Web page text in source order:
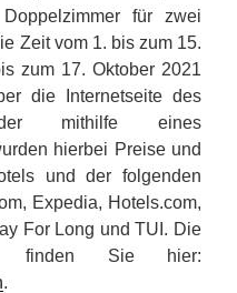
für zwei
Zeit vom 1. bis zum 15.
zum 17. Oktober 2021
die Internetseite des
mithilfe eines
hierbei Preise und
und der folgenden
Expedia, Hotels.com,
For Long und TUI. Die
finden Sie hier:
.